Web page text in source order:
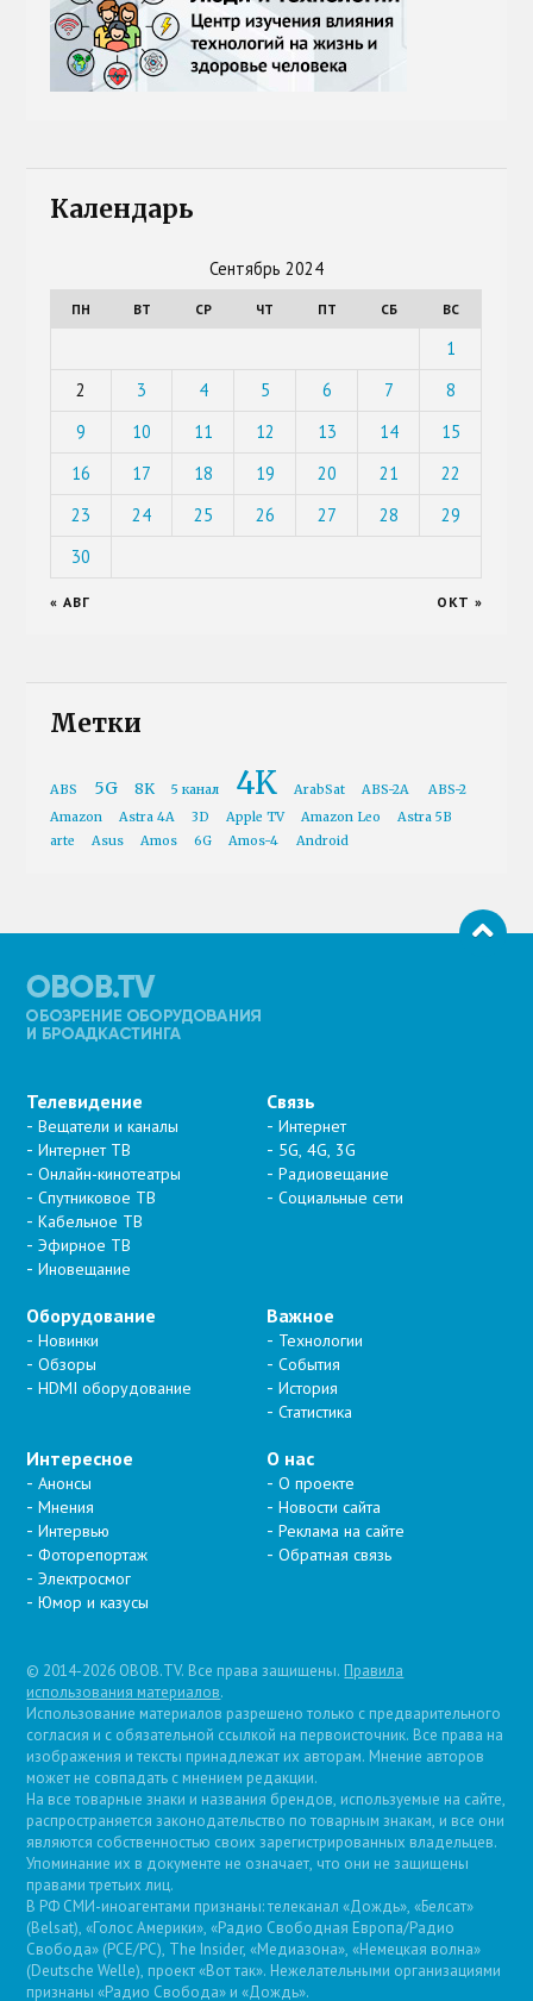
Календарь
Сентябрь 2024
ПН ВТ СР ЧТ ПТ СБ ВС
1
2
3 4 5 6 7
8
9
10 11 12 13 14
15
16
17 18 19 20 21
22
23
24 25 26 27 28
29
30
« АВГ ОКТ »
Метки
ABS 5G 8K 5 канал 4K ArabSat ABS-2A
ABS-2
Amazon
Astra 4A 3D Apple TV Amazon Leo
Astra 5B
arte
Asus Amos 6G Amos-4 Android
Телевидение
Вещатели и каналы
Интернет ТВ
Онлайн-кинотеатры
Спутниковое ТВ
Кабельное ТВ
Эфирное ТВ
Иновещание
Связь
Интернет
5G, 4G, 3G
Радиовещание
Социальные сети
Оборудование
Новинки
Обзоры
HDMI оборудование
Важное
Технологии
События
История
Статистика
Интересное
Анонсы
Мнения
Интервью
Фоторепортаж
Электросмог
Юмор и казусы
О нас
О проекте
Новости сайта
Реклама на сайте
Обратная связь
© 2014-2026 OBOB.TV. Все права защищены. Правила
использования материалов.
Использование материалов разрешено только с предварительного
согласия и с обязательной ссылкой на первоисточник. Все права на
изображения и тексты принадлежат их авторам. Мнение авторов
может не совпадать с мнением редакции.
На все товарные знаки и названия брендов, используемые на сайте,
распространяется законодательство по товарным знакам, и все они
являются собственностью своих зарегистрированных владельцев.
Упоминание их в документе не означает, что они не защищены
правами третьих лиц.
В РФ СМИ-иноагентами признаны: телеканал «Дождь», «Белсат»
(Belsat), «Голос Америки», «Радио Свободная Европа/Радио
Свобода» (PCE/PC), The Insider, «Медиазона», «Немецкая волна»
(Deutsche Welle), проект «Вот так». Нежелательными организациями
признаны «Радио Свобода» и «Дождь».